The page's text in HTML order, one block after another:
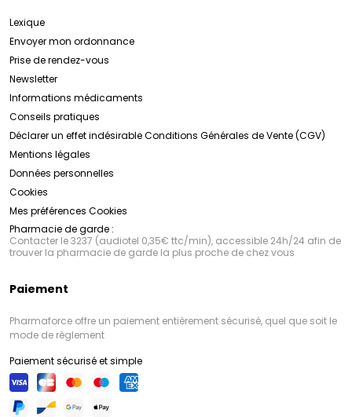
Lexique
Envoyer mon ordonnance
Prise de rendez-vous
Newsletter
Informations médicaments
Conseils pratiques
Déclarer un effet indésirableConditions Générales de Vente (CGV)
Mentions légales
Données personnelles
Cookies
Mes préférences Cookies
Pharmacie de garde :
Contacter le 3237 (audiotel 0,35€ ttc/min), accessible 24h/24 afin de
trouver la pharmacie de garde la plus proche de chez vous
Paiement
Pharmaforce offre un paiement entièrement sécurisé, quel que soit le
mode de règlement
Paiement sécurisé et simple